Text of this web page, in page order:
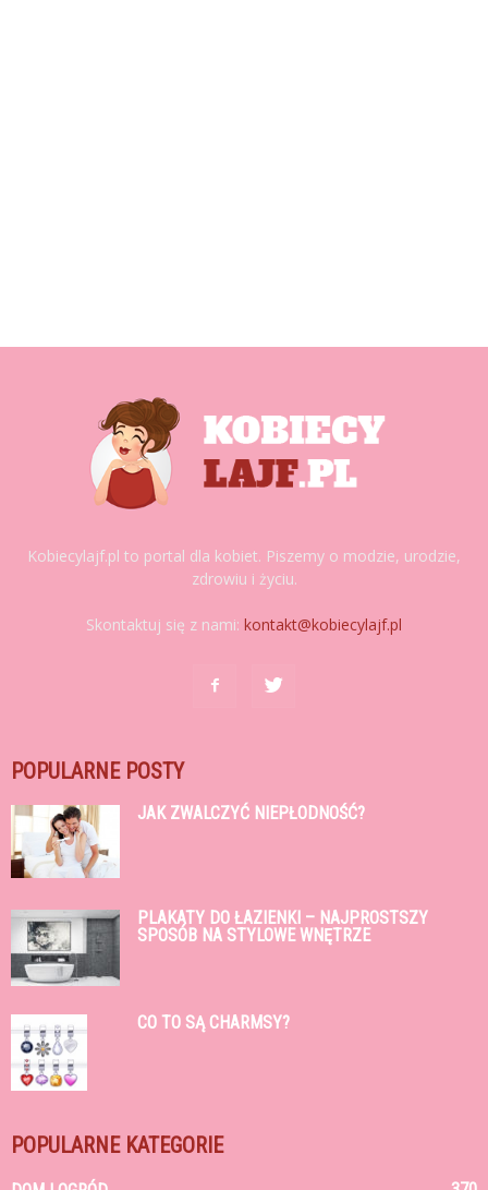
Kobiecylajf.pl to portal dla kobiet. Piszemy o modzie, urodzie,
zdrowiu i życiu.
Skontaktuj się z nami: kontakt@kobiecylajf.pl
POPULARNE POSTY
JAK ZWALCZYĆ NIEPŁODNOŚĆ?
PLAKATY DO ŁAZIENKI – NAJPROSTSZY
SPOSÓB NA STYLOWE WNĘTRZE
CO TO SĄ CHARMSY?
POPULARNE KATEGORIE